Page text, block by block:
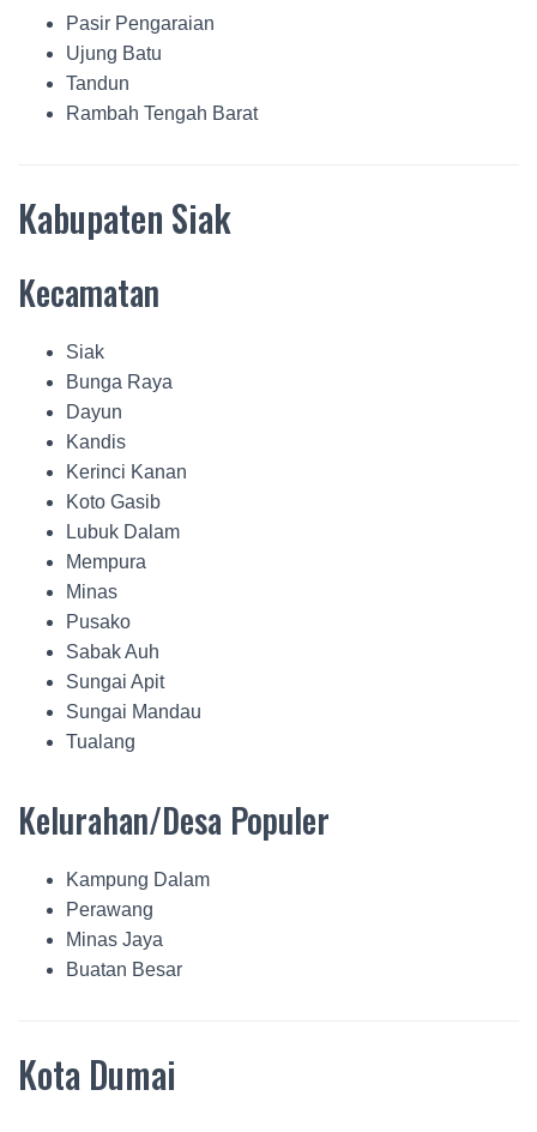
Pasir Pengaraian
Ujung Batu
Tandun
Rambah Tengah Barat
Kabupaten Siak
Kecamatan
Siak
Bunga Raya
Dayun
Kandis
Kerinci Kanan
Koto Gasib
Lubuk Dalam
Mempura
Minas
Pusako
Sabak Auh
Sungai Apit
Sungai Mandau
Tualang
Kelurahan/Desa Populer
Kampung Dalam
Perawang
Minas Jaya
Buatan Besar
Kota Dumai